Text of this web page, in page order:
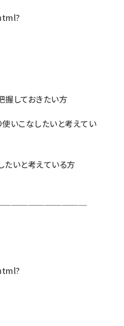
しておきたい方
使いこなしたいと考えてい
たいと考えている方